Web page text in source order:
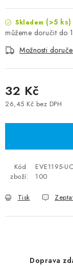
Skladem (>5 ks)
Možnosti
32 Kč
26,45 Kč bez DPH
Kód
zboží:
EVE1195-
100
Tisk
Doprava